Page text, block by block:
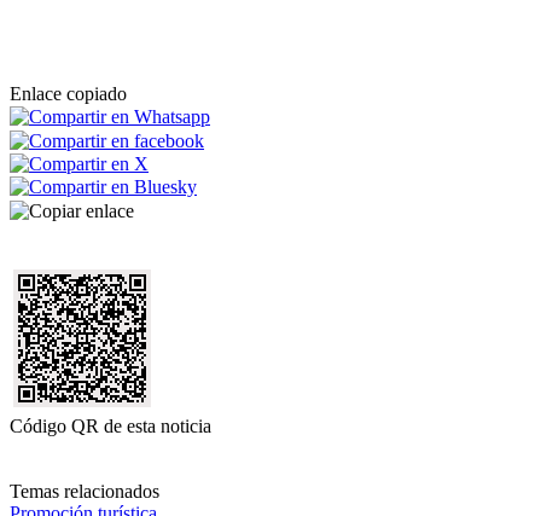
Enlace copiado
Código QR de esta noticia
Temas relacionados